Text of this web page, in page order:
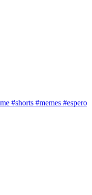
#shorts #memes #espero